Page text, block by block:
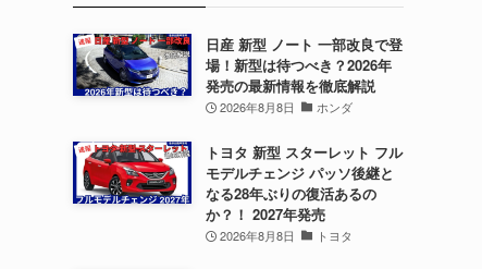
日産 新型 ノート 一部改良で登
場！新型は待つべき？2026年
発売の最新情報を徹底解説
2026年8月8日 ホンダ
トヨタ 新型 スターレット フル
モデルチェンジ パッソ後継と
なる28年ぶりの復活あるの
か？！ 2027年発売
2026年8月8日 トヨタ